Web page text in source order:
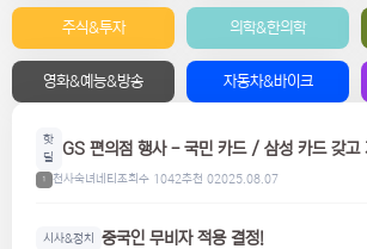
주식&투자 의학&한의학
영화&예능&방송 자동차&바이크
핫
딜
GS 편의점 행사 - 국민 카드 / 삼성 카드 갖고 계신분
1 천사숙녀네티조회수 1042추천 02025.08.07
시사&정치 중국인 무비자 적용 결정!